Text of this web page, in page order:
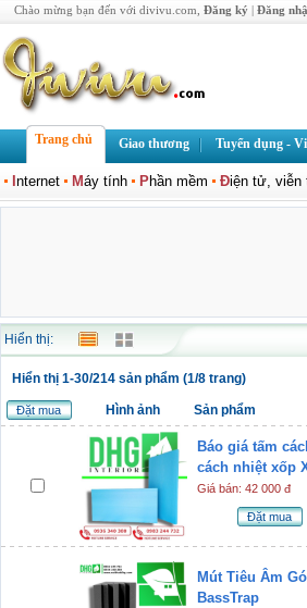
Chào mừng bạn đến với divivu.com, Đăng ký | Đăng
Trang chủ Giao thương Tuyển dụng -
nternet Máy tính Phần mềm Điện tử, viễn
Hiển thị:
Hiển thị 1-30/214 sản phẩm (1/8 trang)
Đặt mua Hình ảnh Sản phẩm
Báo giá tấm
cách nhiệt xốp
Giá bán: 42 000 đ
Đặt mua
Mút Tiêu Âm
BassTrap